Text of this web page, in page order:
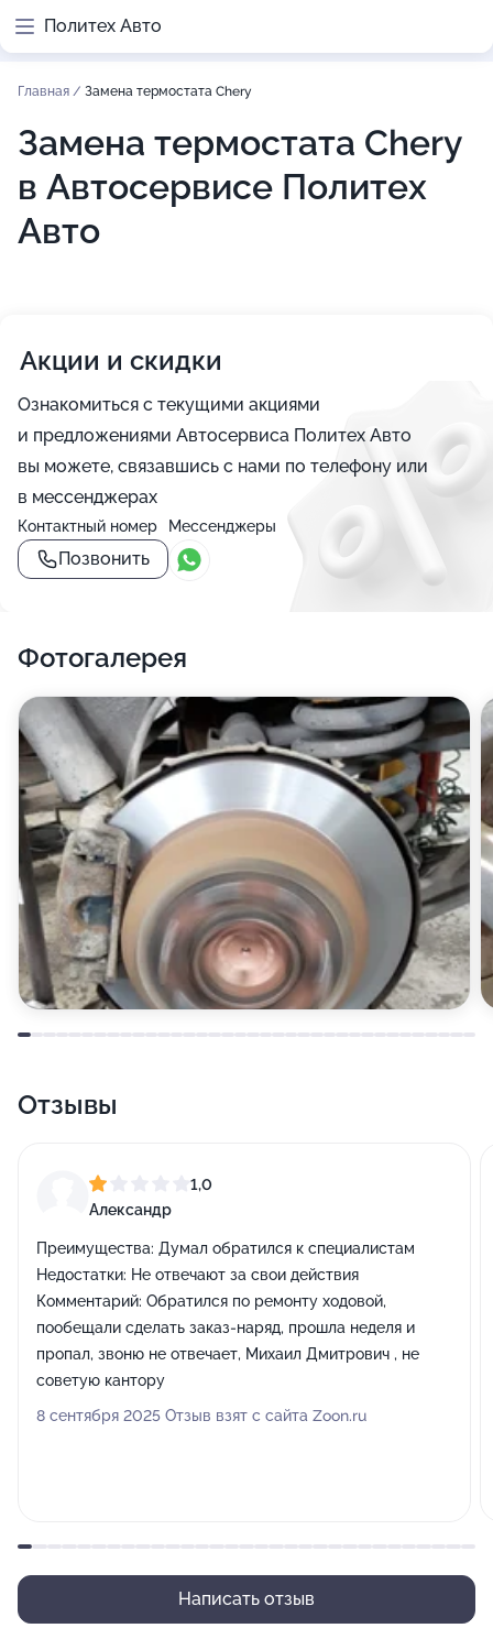
Политех Авто
Главная / Замена термостата Chery
Замена термостата Chery
в Автосервисе Политех
Авто
Акции и скидки
Ознакомиться с текущими акциями
и предложениями Автосервиса Политех Авто
вы можете, связавшись с нами по телефону или
в мессенджерах
Контактный номер
Позвонить
Мессенджеры
Фотогалерея
Отзывы
1,0
Александр
Преимущества: Думал обратился к специалистам
Недостатки: Не отвечают за свои действия
Комментарий: Обратился по ремонту ходовой,
пообещали сделать заказ-наряд, прошла неделя и
пропал, звоню не отвечает, Михаил Дмитрович , не
советую кантору
8 сентября 2025 Отзыв взят с сайта Zoon.ru
Написать отзыв